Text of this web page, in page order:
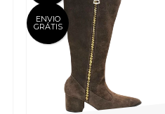
ENVIO
GRÁTIS